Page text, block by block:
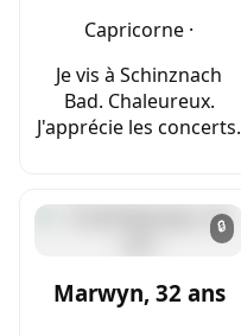
Capricorne ·
Je vis à Schinznach
Bad. Chaleureux.
J'apprécie les concerts.
🔒
Marwyn, 32 ans